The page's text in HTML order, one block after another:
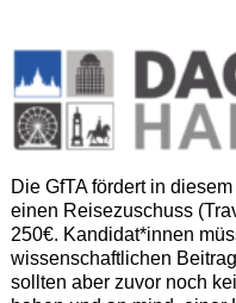
Die GfTA fördert in
einen Reisezuschuss
250€. Kandidat*innen
wissenschaftlichen
sollten aber zuvor noch